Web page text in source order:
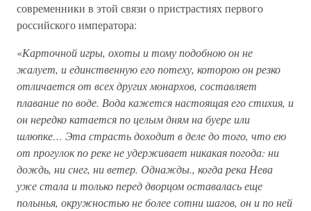
современники в этой связи о пристрастиях первого
российского императора:
«Карточной игры, охоты и тому подобною он не
жалует, и единственную его потеху, которою он резко
отличается от всех других монархов, составляет
плавание по воде. Вода кажется настоящая его стихия, и
он нередко катается по целым дням на буере или
шлюпке… Эта страсть доходит в деле до того, что ею
от прогулок по реке не удерживает никакая погода: ни
дождь, ни снег, ни ветер. Однажды., когда река Нева
уже стала и только перед дворцом оставалась еще
полынья, окружностью не более сотни шагов, он и по ней